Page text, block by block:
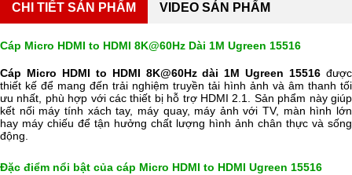
CHI TIẾT SẢN PHẨM VIDEO SẢN PHẨM
Cáp Micro HDMI to HDMI 8K@60Hz Dài 1M Ugreen 15516
Cáp Micro HDMI to HDMI 8K@60Hz dài 1M Ugreen 15516 được
thiết kế để mang đến trải nghiệm truyền tải hình ảnh và âm thanh tối
ưu nhất, phù hợp với các thiết bị hỗ trợ HDMI 2.1. Sản phẩm này giúp
kết nối máy tính xách tay, máy quay, máy ảnh với TV, màn hình lớn
hay máy chiếu để tận hưởng chất lượng hình ảnh chân thực và sống
động.
Đặc điểm nổi bật của cáp Micro HDMI to HDMI Ugreen 15516